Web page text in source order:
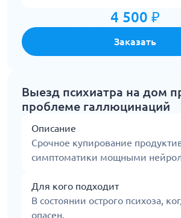
4 500 ₽
Заказать
Выезд психиатра на дом
проблеме галлюцинаций
Описание
Срочное купирование
симптоматики мощными
Для кого подходит
В состоянии острого психоза,
опасен.